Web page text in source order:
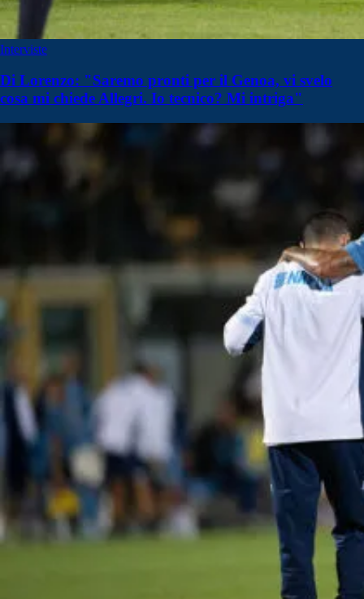
Interviste
Di Lorenzo: "Saremo pronti per il Genoa, vi svelo
cosa mi chiede Allegri. Io tecnico? Mi intriga"